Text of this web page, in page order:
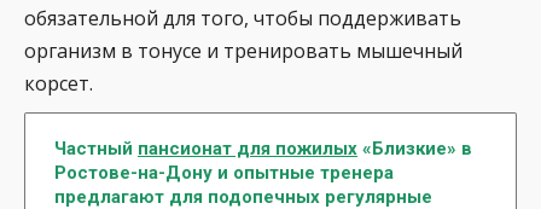
обязательной для того, чтобы поддерживать
организм в тонусе и тренировать мышечный
корсет.
Частный пансионат для пожилых «Близкие» в
Ростове-на-Дону и опытные тренера
предлагают для подопечных регулярные